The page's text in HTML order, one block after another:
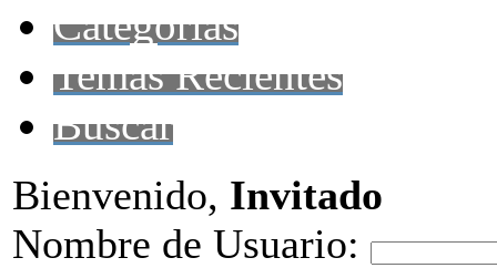
Categorías
Temas Recientes
Buscar
Bienvenido, Invitado
Nombre de Usuario: